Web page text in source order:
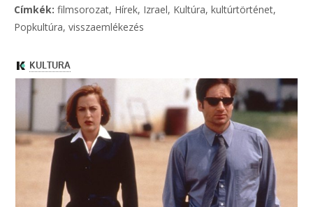
Címkék: Címkék
filmsorozat, Hírek, Izrael, Kultúra, kultúrtörténet,
Popkultúra, visszaemlékezés